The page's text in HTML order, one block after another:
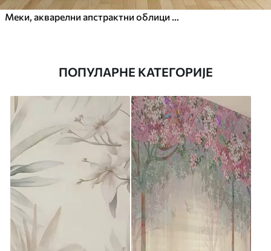
ПОПУЛАРНЕ КАТЕГОРИЈЕ